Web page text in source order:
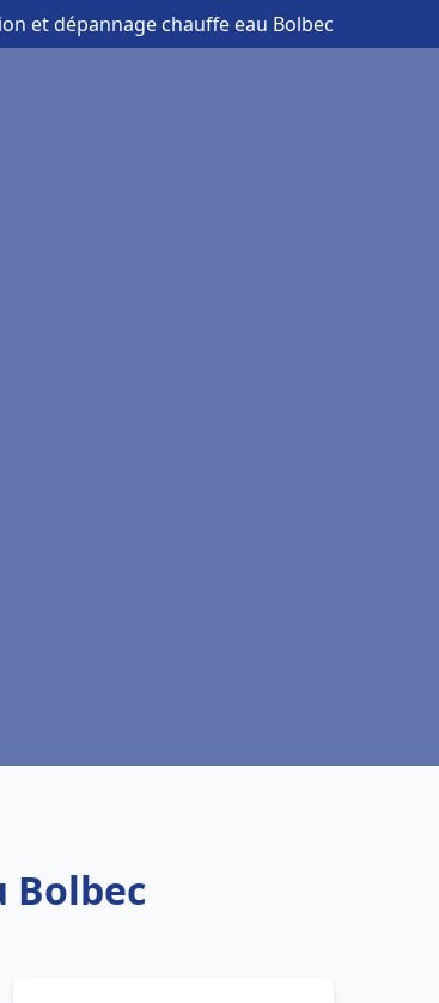
et dépannage chauffe eau Bolbec
Bolbec